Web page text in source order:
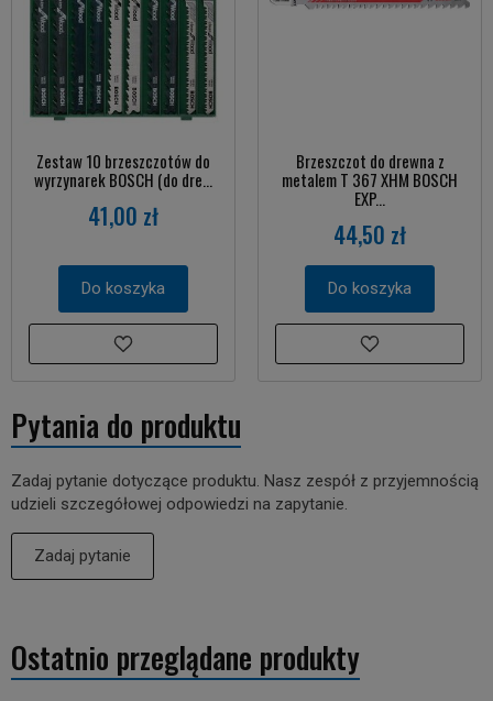
Zestaw 10 brzeszczotów do
wyrzynarek BOSCH (do dre...
41,00 zł
Do koszyka
Brzeszczot do drewna z
metalem T 367 XHM BOSCH
EXP...
44,50 zł
Do koszyka
Pytania do produktu
Zadaj pytanie dotyczące produktu. Nasz zespół z przyjemnością
udzieli szczegółowej odpowiedzi na zapytanie.
Zadaj pytanie
Ostatnio przeglądane produkty